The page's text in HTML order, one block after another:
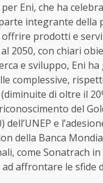
Eni, che ha
integrante della
prodotti e
2050, con chiari
e sviluppo, Eni
complessive,
di oltre il
del
dell’UNEP e
della Banca
come Sonatrach in
affrontare le sfide